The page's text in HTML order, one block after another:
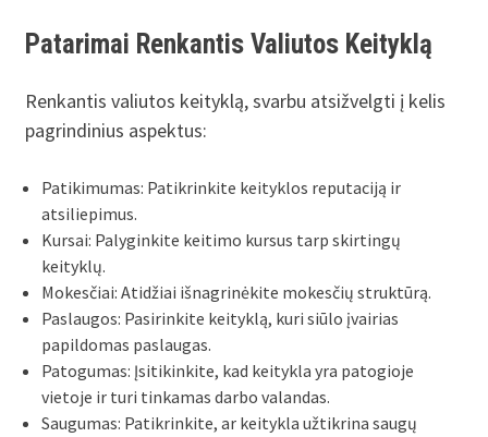
Patarimai Renkantis Valiutos Keityklą
Renkantis valiutos keityklą, svarbu atsižvelgti į kelis
pagrindinius aspektus:
Patikimumas: Patikrinkite keityklos reputaciją ir
atsiliepimus.
Kursai: Palyginkite keitimo kursus tarp skirtingų
keityklų.
Mokesčiai: Atidžiai išnagrinėkite mokesčių struktūrą.
Paslaugos: Pasirinkite keityklą, kuri siūlo įvairias
papildomas paslaugas.
Patogumas: Įsitikinkite, kad keitykla yra patogioje
vietoje ir turi tinkamas darbo valandas.
Saugumas: Patikrinkite, ar keitykla užtikrina saugų